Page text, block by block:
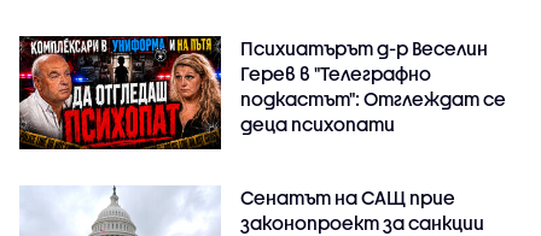
Психиатърът д-р Веселин
Герев в "Телеграфно
подкастът": Отглеждат се
деца психопати
Сенатът на САЩ прие
законопроект за санкции